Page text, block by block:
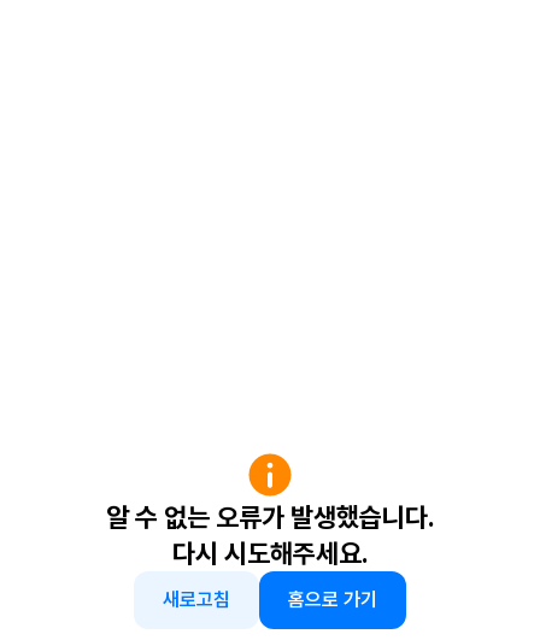
알 수 없는 오류가 발생했습니다.
다시 시도해주세요.
새로고침 홈으로 가기